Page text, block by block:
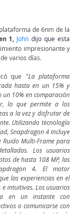
de 6nm de la
1, John dijo que esta
impresionante y
varios días.
que "La plataforma
hasta en un 15% y
un 10% en comparación
lo que permite a los
a la vez y disfrutar de
Utilizando tecnología
Snapdragon 4 incluye
Ruido Multi-Frame para
Los usuarios
de hasta 108 MP, las
4. El motor
las experiencias en el
intuitivas. Los usuarios
en un instante con
o comunicarse con
del eco y el ruido de